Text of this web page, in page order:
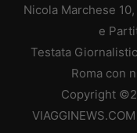
Nicola Marchese
e
Testata
Roma con
Copyright